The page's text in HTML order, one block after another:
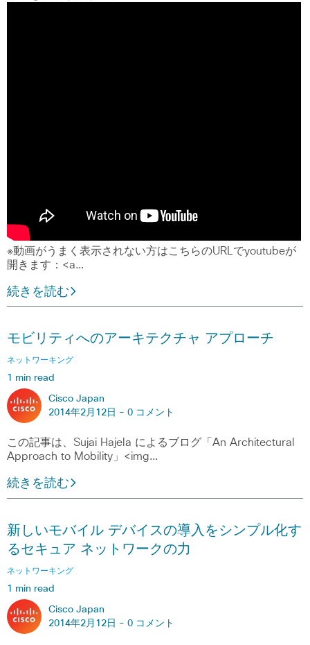
※動画がうまく表示されない方はこちらのURLでyoutubeが
開きます：<a…
続きを読む
モビリティへのアーキテクチャ アプローチ
ネットワーキング
1 min read
Cisco Japan
2014年2月12日 - 0 コメント
この記事は、Sujai Hajela によるブログ「An Architectural
Approach to Mobility」<img…
続きを読む
新しいモバイル デバイスの導入をシンプル化す
るセキュア ネットワークの力
ネットワーキング
1 min read
Cisco Japan
2014年2月12日 - 0 コメント